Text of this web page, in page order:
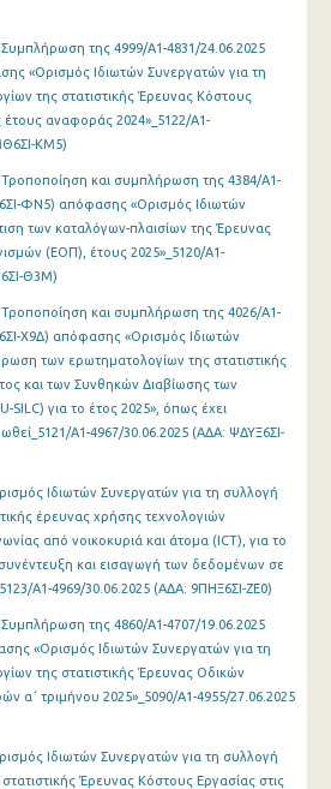
της 4999/Α1-4831/24.06.2025
«Ορισμός Ιδιωτών Συνεργατών για τη
της στατιστικής Έρευνας Κόστους
έτους αναφοράς 2024»_5122/Α1-
ΚΜ5)
Τροποποίηση και συμπλήρωση της 4384/Α1-
ΦΝ5) απόφασης «Ορισμός Ιδιωτών
των καταλόγων-πλαισίων της Έρευνας
(ΕΟΠ), έτους 2025»_5120/Α1-
Θ3Μ)
Τροποποίηση και συμπλήρωση της 4026/Α1-
Χ9Δ) απόφασης «Ορισμός Ιδιωτών
των ερωτηματολογίων της στατιστικής
και των Συνθηκών Διαβίωσης των
για το έτος 2025», όπως έχει
Α1-4967/30.06.2025 (ΑΔΑ: ΨΔΥΞ6ΣΙ-
Ιδιωτών Συνεργατών για τη συλλογή
έρευνας χρήσης τεχνολογιών
από νοικοκυριά και άτομα (ICT), για το
και εισαγωγή των δεδομένων σε
Α1-4969/30.06.2025 (ΑΔΑ: 9ΠΗΞ6ΣΙ-ΖΕ0)
της 4860/Α1-4707/19.06.2025
«Ορισμός Ιδιωτών Συνεργατών για τη
της στατιστικής Έρευνας Οδικών
α΄ τριμήνου 2025»_5090/Α1-4955/27.06.2025
Ιδιωτών Συνεργατών για τη συλλογή
Έρευνας Κόστους Εργασίας στις